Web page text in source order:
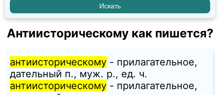
Антиисторическому как пишется?
антиисторическому - прилагательное,
дательный п., муж. p., ед. ч.
антиисторическому - прилагательное,